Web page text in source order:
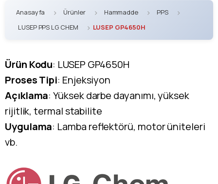
Anasayfa Ürünler Hammadde
PPS
LUSEP PPS LG CHEM
LUSEP GP4650H
Ürün Kodu: LUSEP GP4650H
Proses Tipi: Enjeksiyon
Açıklama: Yüksek darbe dayanımı, yüksek
rijitlik, termal stabilite
Uygulama: Lamba reflektörü, motor üniteleri
vb.